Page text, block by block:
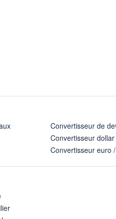
Convertisseur de
Convertisseur
Convertisseur euro